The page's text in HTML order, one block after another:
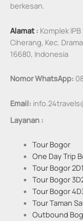
berkesan.
Alamat : Komplek
Ciherang, Kec.
16680, Indonesia
Nomor WhatsApp:
Email:
Layanan :
Tour Bogor
One Day Trip
Tour Bogor
Tour Bogor
Tour Bogor
Tour Taman
Outbound